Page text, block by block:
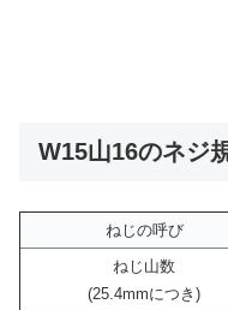
W15山16のネジ
ねじの呼び
ねじ山数
(25.4mmにつき)